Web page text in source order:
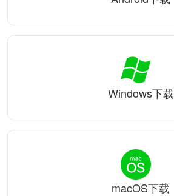
Windows下载
macOS下载